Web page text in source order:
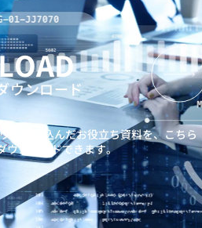
ウンロード
を詰め込んだお役立ち資料を、 こちら
ウンロードできます。